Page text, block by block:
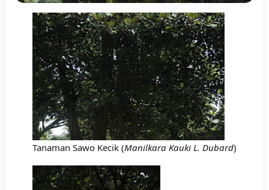
Tanaman Sawo Kecik (Manilkara Kauki L. Dubard)